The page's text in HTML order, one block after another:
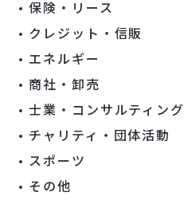
保険・リース
クレジット・信販
エネルギー
商社・卸売
士業・コンサルティング
チャリティ・団体活動
スポーツ
その他